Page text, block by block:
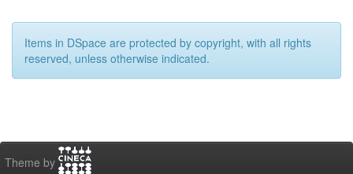
Items in DSpace are protected by copyright, with all rights
reserved, unless otherwise indicated.
Theme by